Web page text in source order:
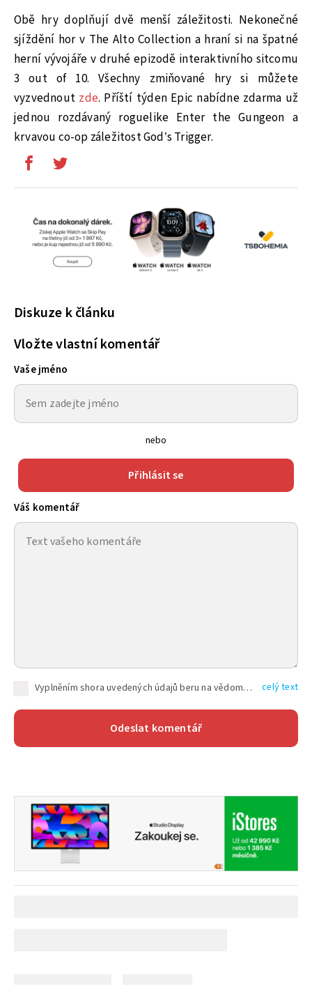
Obě hry doplňují dvě menší záležitosti. Nekonečné
sjíždění hor v The Alto Collection a hraní si na špatné
herní vývojáře v druhé epizodě interaktivního sitcomu
3 out of 10. Všechny zmiňované hry si můžete
vyzvednout zde. Příští týden Epic nabídne zdarma už
jednou rozdávaný roguelike Enter the Gungeon a
krvavou co-op záležitost God’s Trigger.
Diskuze k článku
Vložte vlastní komentář
Vaše jméno
nebo
Přihlásit se
Váš komentář
Vyplněním shora uvedených údajů beru na vědomí, že společnost TEXT FACTORY s.r.o., sídlem Brno, Durďákova 336/29, Černá Pole, PSČ: 613 00, IČ: 06157831, zapsané u Krajského soudu v Brně, oddíl C, vložka 100399, bude zpracovávat mé osobní údaje uvedené v rámci mnou vyplněného registračního formuláře na základě oprávněných zájmů TEXT FACTORY s.r.o. dle čl. 6 odst. 1 písm. f) GDPR a pro splnění právních povinností (čl. 6 odst. 1 písm. c) GDPR), a to pro tyto účely: nezbytnost zajistit oprávnění návštěvníka webových stránek provozovaných společností TEXT FACTORY s.r.o. přispívat aktivně ke zveřejněným článkům nebo v rámci diskusních fór a výkon práv TEXT FACTORY s.r.o. jako administrátora těchto diskusních fór. Více informací o zpracování osobních údajů a právech lze nalézt v celý text